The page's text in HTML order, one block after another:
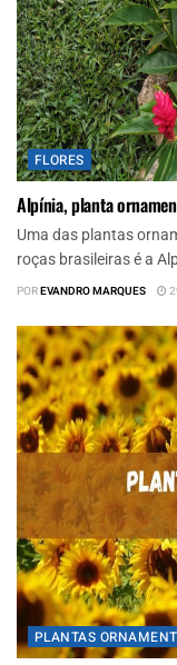
FLORES
Alpínia, planta
Uma das plantas
roças brasileiras é a
POREVANDRO MARQUES
PLANTAS